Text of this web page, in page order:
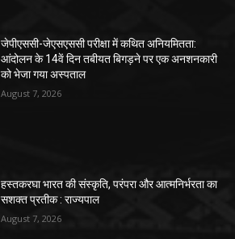
जेपीएससी-जेएसएससी परीक्षा में कथित अनियमितता:
आंदोलन के 14वें दिन तबीयत बिगड़ने पर एक अनशनकारी
को भेजा गया अस्पताल
August 7, 2026
हस्तकरघा भारत की संस्कृति, परंपरा और आत्मनिर्भरता का
सशक्त प्रतीक : राज्यपाल
August 7, 2026